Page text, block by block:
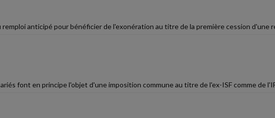
remploi anticipé pour bénéficier de l'exonération au titre de la première cession d'une
font en principe l'objet d'une imposition commune au titre de l'ex-ISF comme de